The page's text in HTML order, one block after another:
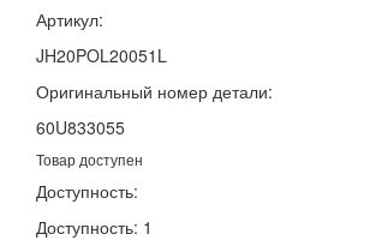
Артикул:
JH20POL20051L
Оригинальный номер детали:
60U833055
Товар доступен
Доступность:
Доступность: 1